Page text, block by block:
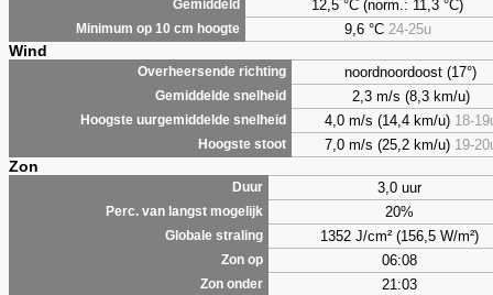
Gemiddeld 12,5 °C (norm.: 11,3 °C)
Minimum op 10 cm hoogte 9,6°C 24-25u
Wind
Overheersende richting noordnoordoost (17°)
Gemiddelde snelheid 2,3 m/s (8,3 km/u)
Hoogste uurgemiddelde snelheid 4,0 m/s (14,4 km/u) 18-
Hoogste stoot 7,0 m/s (25,2 km/u) 19-
Zon
Duur 3,0 uur
Perc. van langst mogelijk 20%
Globale straling 1352 J/cm² (156,5 W/m²)
Zon op 06:08
Zon onder 21:03